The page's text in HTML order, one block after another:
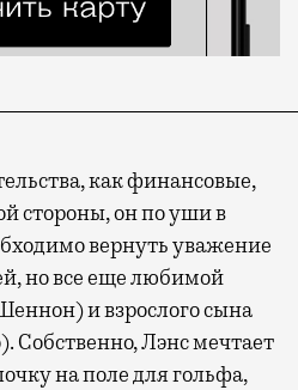
как финансовые,
стороны, он по уши в
вернуть уважение
но все еще любимой
и взрослого сына
Лэнс мечтает
на поле для гольфа,